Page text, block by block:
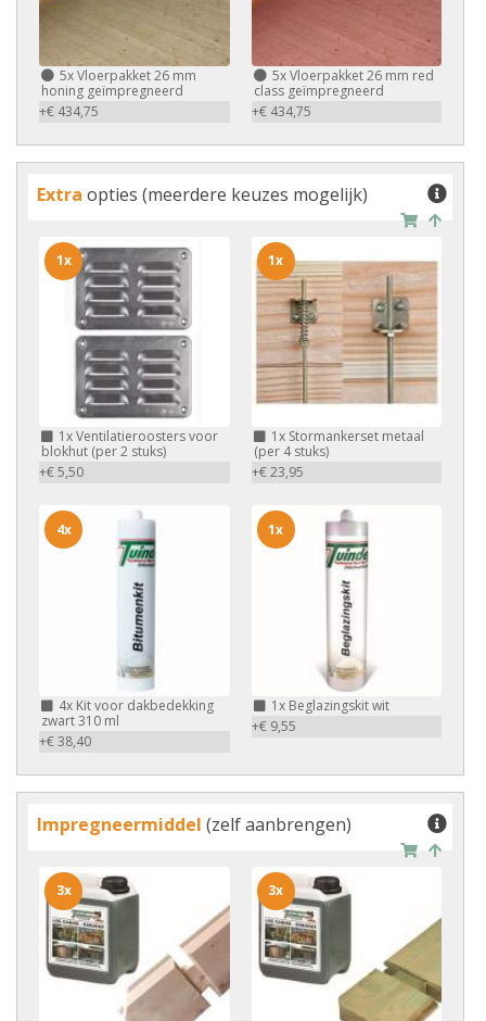
5xVloerpakket 26 mm
honing geïmpregneerd
+€ 434,75
5xVloerpakket 26 mm red
class geïmpregneerd
+€ 434,75
Extra opties (meerdere keuzes mogelijk)
1xVentilatieroosters voor
blokhut (per 2 stuks)
+€ 5,50
1x
1xStormankerset metaal
(per 4 stuks)
+€ 23,95
1x
4x Kit voor dakbedekking
zwart 310 ml
+€ 38,40
4x
1xBeglazingskit wit
+€ 9,55
1x
Impregneermiddel (zelf aanbrengen)
3x 3x